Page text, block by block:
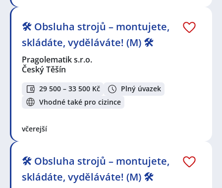
🛠️ Obsluha strojů – montujete,
skládáte, vyděláváte! (M) 🛠️
Pragolematik s.r.o.
Český Těšín
29 500 – 33 500 Kč
Plný úvazek
Vhodné také pro cizince
včerejší
🛠️ Obsluha strojů – montujete,
skládáte, vyděláváte! (M) 🛠️